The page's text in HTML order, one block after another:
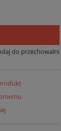
do przechowalni